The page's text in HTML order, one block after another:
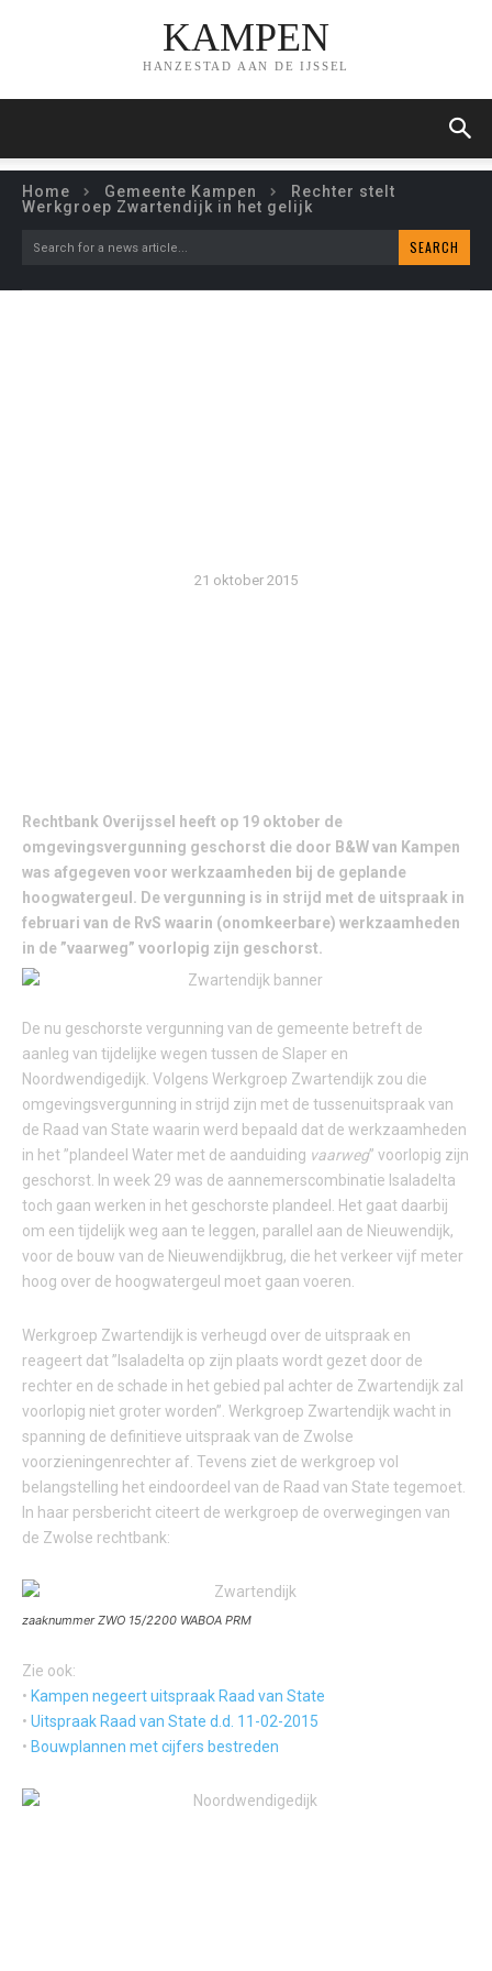
KAMPEN
HANZESTAD AAN DE IJSSEL
Home Gemeente Kampen
Rechter stelt
Werkgroep Zwartendijk in het gelijk
Search for a news article... SEARCH
21 oktober 2015
Rechtbank Overijssel heeft op 19 oktober de
omgevingsvergunning geschorst die door B&W van Kampen
was afgegeven voor werkzaamheden bij de geplande
hoogwatergeul. De vergunning is in strijd met de uitspraak in
februari van de RvS waarin (onomkeerbare) werkzaamheden
in de ”vaarweg” voorlopig zijn geschorst.
De nu geschorste vergunning van de gemeente betreft de
aanleg van tijdelijke wegen tussen de Slaper en
Noordwendigedijk. Volgens Werkgroep Zwartendijk zou die
omgevingsvergunning in strijd zijn met de tussenuitspraak van
de Raad van State waarin werd bepaald dat de werkzaamheden
in het ”plandeel Water met de aanduiding vaarweg” voorlopig zijn
geschorst. In week 29 was de aannemerscombinatie Isaladelta
toch gaan werken in het geschorste plandeel. Het gaat daarbij
om een tijdelijk weg aan te leggen, parallel aan de Nieuwendijk,
voor de bouw van de Nieuwendijkbrug, die het verkeer vijf meter
hoog over de hoogwatergeul moet gaan voeren.
Werkgroep Zwartendijk is verheugd over de uitspraak en
reageert dat ”Isaladelta op zijn plaats wordt gezet door de
rechter en de schade in het gebied pal achter de Zwartendijk zal
voorlopig niet groter worden”. Werkgroep Zwartendijk wacht in
spanning de definitieve uitspraak van de Zwolse
voorzieningenrechter af. Tevens ziet de werkgroep vol
belangstelling het eindoordeel van de Raad van State tegemoet.
In haar persbericht citeert de werkgroep de overwegingen van
de Zwolse rechtbank:
zaaknummer ZWO 15/2200 WABOA PRM
Zie ook:
• Kampen negeert uitspraak Raad van State
• Uitspraak Raad van State d.d. 11-02-2015
• Bouwplannen met cijfers bestreden